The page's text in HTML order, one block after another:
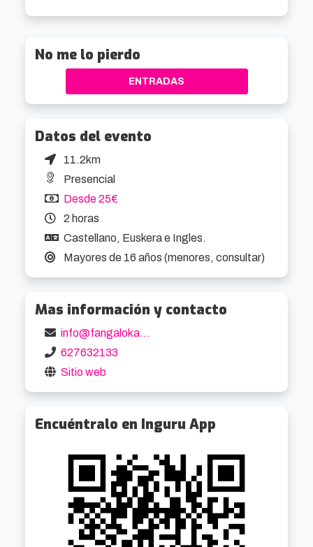
No me lo pierdo
ENTRADAS
Datos del evento
11.2km
Presencial
Desde 25€
2 horas
Castellano, Euskera e Ingles.
Mayores de 16 años (menores, consultar)
Mas información y contacto
info@fangalokaexperience.com
627632133
Sitio web
Encuéntralo en Inguru App